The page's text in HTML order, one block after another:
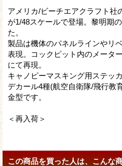
アメリカ/ビーチエアクラフト社
が1/48スケールで登場。黎明期
た。
製品は機体のパネルラインやリ
表現。コックピット内のメータ
にて再現。
キャノピーマスキング用ステッ
デカール4種(航空自衛隊/飛行教
金型です。
＜再入荷＞
この商品を買った人は、こんな